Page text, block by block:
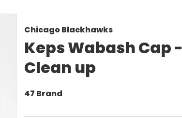
Chicago Blackhawks
Keps Wabash Cap -
Clean up
47 Brand